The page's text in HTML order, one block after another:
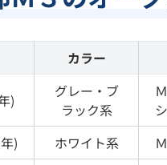
カラー
)
グレー・ブ
ラック系
) ホワイト系